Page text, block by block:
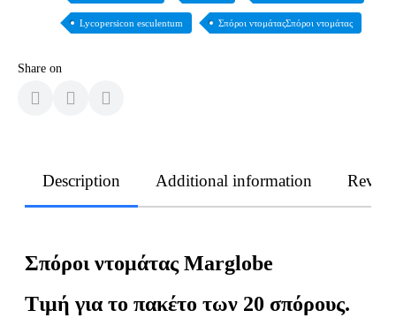
Lycopersicon esculentum Σπόροι ντομάταςΣπόροι ντομάτας
Share on
Description Additional information
Σπόροι ντομάτας Marglobe
Τιμή για το πακέτο των 20 σπόρους.